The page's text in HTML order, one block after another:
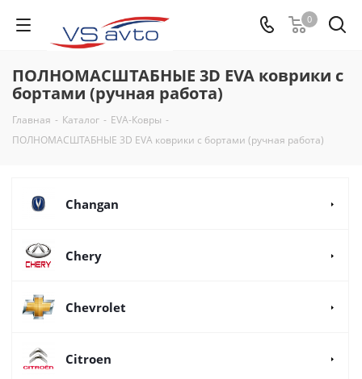
0
ПОЛНОМАСШТАБНЫЕ 3D EVA коврики с
бортами (ручная работа)
Главная - Каталог - EVA-Ковры -
ПОЛНОМАСШТАБНЫЕ 3D EVA коврики с бортами (ручная работа)
Changan
Chery
Chevrolet
Citroen